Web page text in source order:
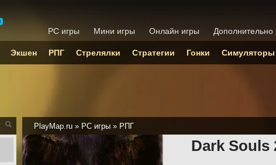
PlayMap.ru » PC игры » РПГ
Dark Souls
PC игры Мини игры Онлайн игры Дополнительно
Экшен РПГ Стрелялки Стратегии Гонки Симуляторы